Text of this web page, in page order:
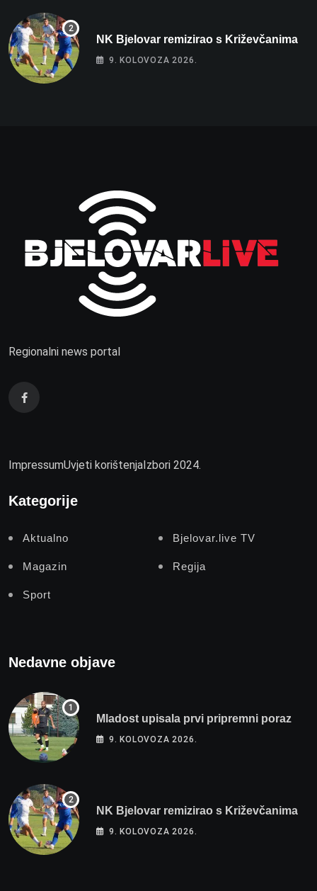
NK Bjelovar remizirao s Križevčanima
9. KOLOVOZA 2026.
Regionalni news portal
ImpressumUvjeti korištenja Izbori 2024.
Kategorije
Aktualno Bjelovar.live TV
Magazin Regija
Sport
Nedavne objave
Mladost upisala prvi pripremni poraz
9. KOLOVOZA 2026.
NK Bjelovar remizirao s Križevčanima
9. KOLOVOZA 2026.